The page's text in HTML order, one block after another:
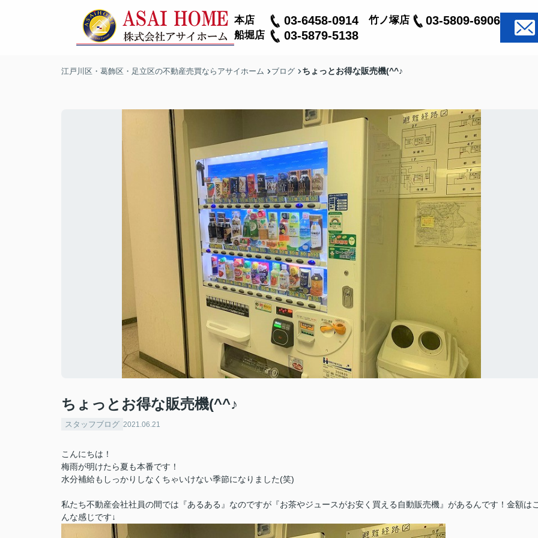
本店 03-6458-0914 竹ノ塚店 03-5809-6906
船堀店 03-5879-5138
江戸川区・葛飾区・足立区の不動産売買ならアサイホーム ブログ ちょっとお得な販売機(^^♪
ちょっとお得な販売機(^^♪
スタッフブログ 2021.06.21
こんにちは！
梅雨が明けたら夏も本番です！
水分補給もしっかりしなくちゃいけない季節になりました(笑)
私たち不動産会社社員の間では『あるある』なのですが『お茶やジュースがお安く買える自動販売機』があるんです！金額は
んな感じです↓